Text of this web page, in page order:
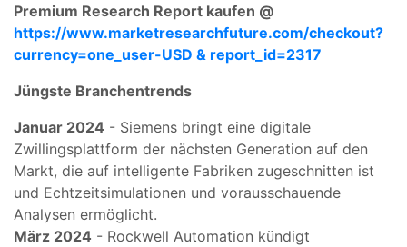
Premium Research Report kaufen @
https://www.marketresearchfuture.com/checkout?
currency=one_user-USD & report_id=2317
Jüngste Branchentrends
Januar 2024 - Siemens bringt eine digitale
Zwillingsplattform der nächsten Generation auf den
Markt, die auf intelligente Fabriken zugeschnitten ist
und Echtzeitsimulationen und vorausschauende
Analysen ermöglicht.
März 2024 - Rockwell Automation kündigt